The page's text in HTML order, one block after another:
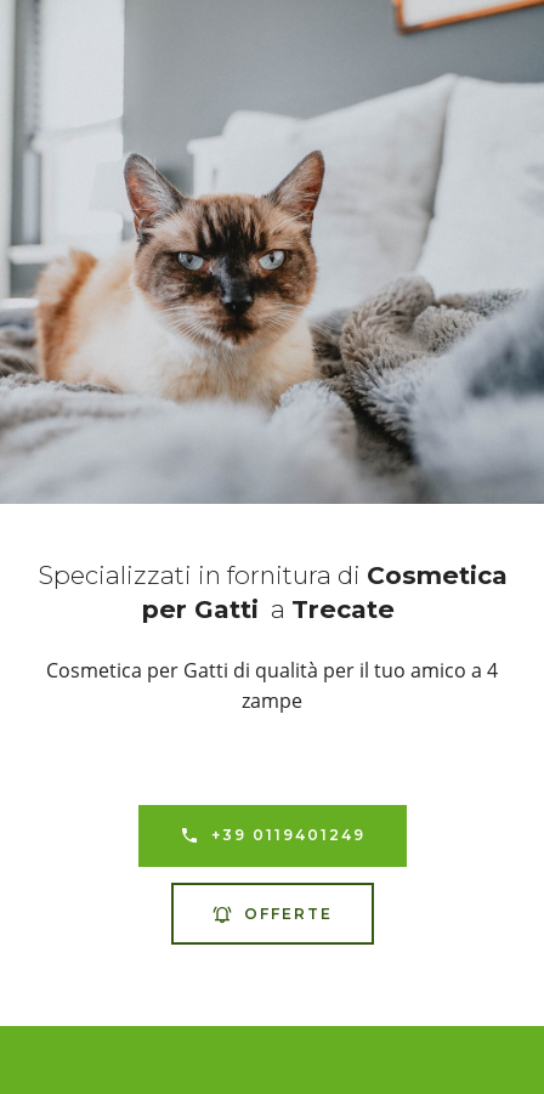
Specializzati in fornitura di Cosmetica
per Gatti a Trecate
Cosmetica per Gatti di qualità per il tuo amico a 4
zampe
+39 0119401249
OFFERTE